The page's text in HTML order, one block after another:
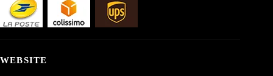
WEBSITE